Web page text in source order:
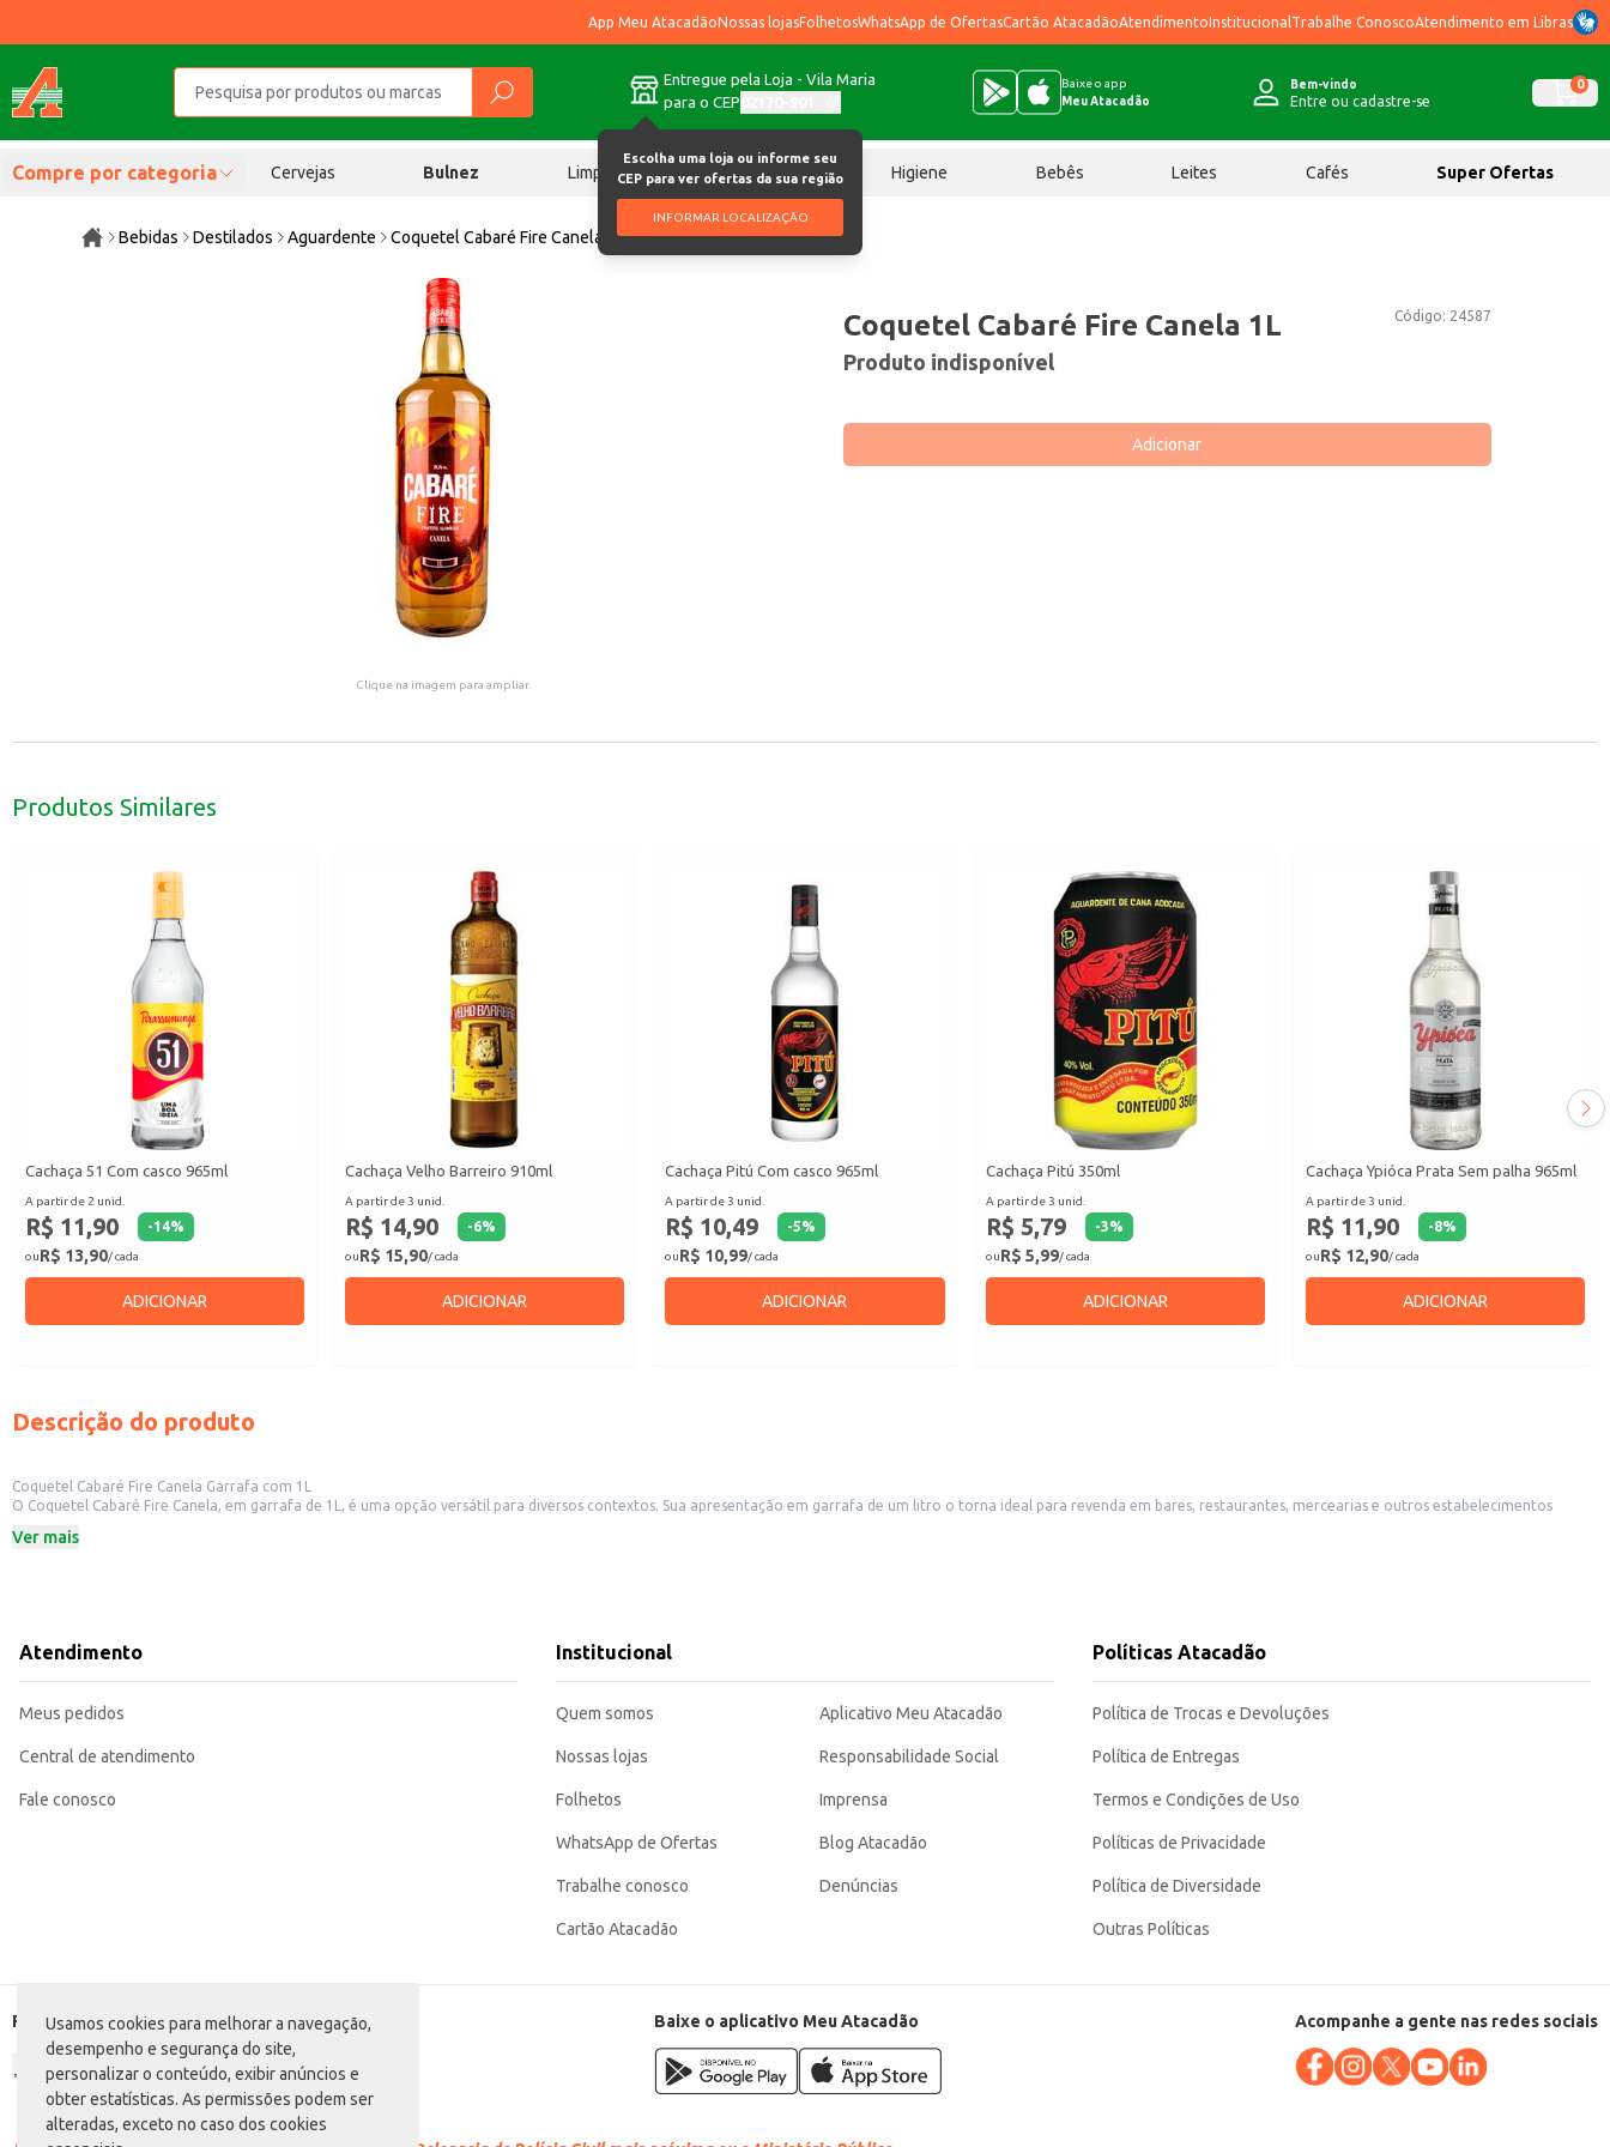
Usamos cookies para melhorar a navegação,
desempenho e segurança do site,
personalizar o conteúdo, exibir anúncios e
obter estatísticas. As permissões podem ser
alteradas, exceto no caso dos cookies
App Meu AtacadãoNossas lojasFolhetosWhatsApp de OfertasCartão AtacadãoAtendimentoInstitucional Trabalhe ConoscoAtendimento em Libras
Entregue pela Loja - Vila Maria
para o CEP
Escolha uma loja ou informe seu
CEP para ver ofertas da sua região
INFORMAR LOCALIZAÇÃO
Baixe o app
Meu Atacadão
Bem-vindo
Entre ou cadastre-se
0
Compre por categoria Cervejas Bulnez Limpeza Chocolates Higiene Bebês Leites Cafés Super Ofertas
Bebidas Destilados Aguardente Coquetel Cabaré Fire Canela 1L
Clique na imagem para ampliar.
Código: 24587
Coquetel Cabaré Fire Canela 1L
Produto indisponível
Adicionar
Produtos Similares
Cachaça 51 Com casco 965ml
A partir de 2 unid.
R$ 11,90 -14%
ouR$ 13,90/ cada
ADICIONAR
Cachaça Velho Barreiro 910ml
A partir de 3 unid.
R$ 14,90 -6%
ouR$ 15,90/ cada
ADICIONAR
Cachaça Pitú Com casco 965ml
A partir de 3 unid.
R$ 10,49 -5%
ouR$ 10,99/ cada
ADICIONAR
Cachaça Pitú 350ml
A partir de 3 unid.
R$ 5,79 -3%
ouR$ 5,99/ cada
ADICIONAR
Cachaça Ypióca Prata Sem palha 965ml
A partir de 3 unid.
R$ 11,90 -8%
ouR$ 12,90/ cada
ADICIONAR
Descrição do produto
Coquetel Cabaré Fire Canela Garrafa com 1L
O Coquetel Cabaré Fire Canela, em garrafa de 1L, é uma opção versátil para diversos contextos. Sua apresentação em garrafa de um litro o torna ideal para revenda em bares, restaurantes, mercearias e outros estabelecimentos
Dicas de uso:
consumo pessoal.
Marca: Cabaré
Categoria: Aguardente
EAN: 7898706420016
Ver mais
Atendimento
Meus pedidos
Central de atendimento
Fale conosco
Institucional
Quem somos
Nossas lojas
Folhetos
WhatsApp de Ofertas
Trabalhe conosco
Cartão Atacadão
Aplicativo Meu Atacadão
Responsabilidade Social
Imprensa
Blog Atacadão
Denúncias
Políticas Atacadão
Política de Trocas e Devoluções
Política de Entregas
Termos e Condições de Uso
Políticas de Privacidade
Política de Diversidade
Outras Políticas
Formas de pagamento Baixe o aplicativo Meu Atacadão Acompanhe a gente nas redes sociais